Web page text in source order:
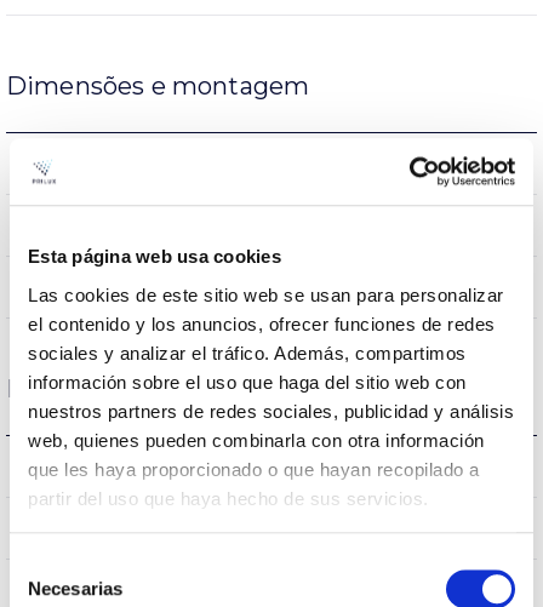
Esta página web usa cookies
Las cookies de este sitio web se usan para personalizar
el contenido y los anuncios, ofrecer funciones de redes
sociales y analizar el tráfico. Además, compartimos
información sobre el uso que haga del sitio web con
nuestros partners de redes sociales, publicidad y análisis
web, quienes pueden combinarla con otra información
que les haya proporcionado o que hayan recopilado a
partir del uso que haya hecho de sus servicios.
Necesarias
Dimensões e montagem
5.000x10mm
Junção
Dados ópticos
Temperatura de cor 3000K